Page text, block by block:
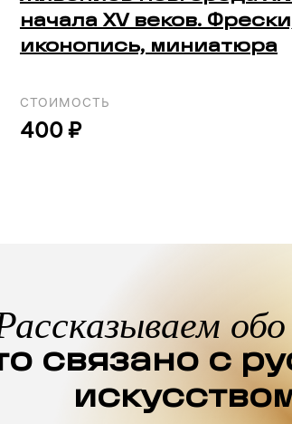
начала XV веков.
иконопись, миниатюра
СТОИМОСТЬ
400 ₽
обо
связано с